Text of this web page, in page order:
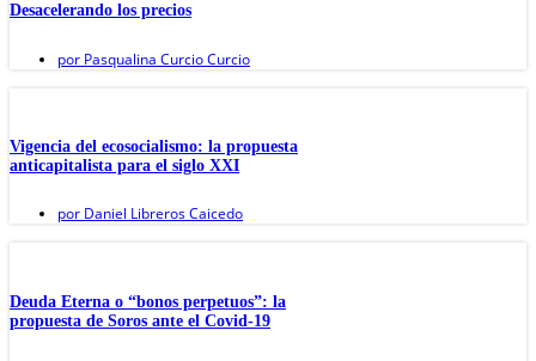
Desacelerando los precios
por Pasqualina Curcio Curcio
Vigencia del ecosocialismo: la propuesta
anticapitalista para el siglo XXI
por Daniel Libreros Caicedo
Deuda Eterna o “bonos perpetuos”: la
propuesta de Soros ante el Covid-19